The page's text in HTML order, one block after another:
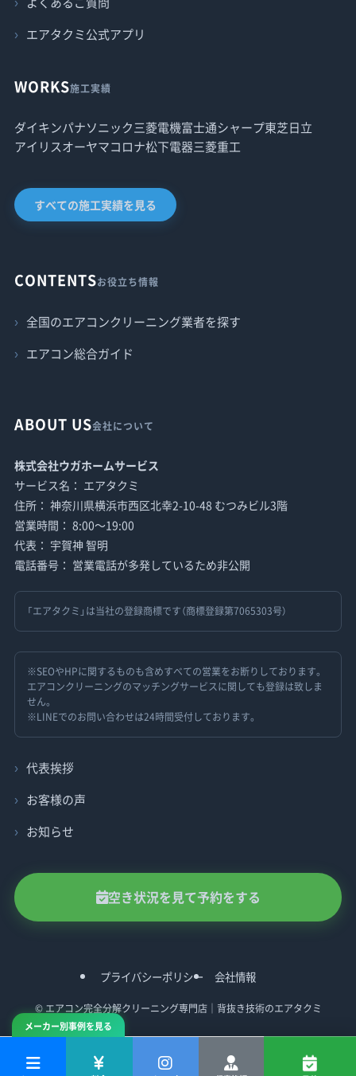
メーカー別事例を見る
エアタクミ公式アプリ
WORKS施工実績
ダイキンパナソニック三菱電機富士通シャープ東芝日立
アイリスオーヤマコロナ松下電器三菱重工
すべての施工実績を見る
CONTENTSお役立ち情報
全国のエアコンクリーニング業者を探す
エアコン総合ガイド
ABOUT US会社について
株式会社ウガホームサービス
サービス名： エアタクミ
住所： 神奈川県横浜市西区北幸2-10-48 むつみビル3階
営業時間： 8:00〜19:00
代表： 宇賀神 智明
電話番号： 営業電話が多発しているため非公開
「エアタクミ」は当社の登録商標です（商標登録第7065303号）
※SEOやHPに関するものも含めすべての営業をお断りしております。
エアコンクリーニングのマッチングサービスに関しても登録は致しま
せん。
※LINEでのお問い合わせは24時間受付しております。
代表挨拶
お客様の声
お知らせ
空き状況を見て予約をする
プライバシーポリシー 会社情報
©エアコン完全分解クリーニング専門店｜背抜き技術のエアタクミ